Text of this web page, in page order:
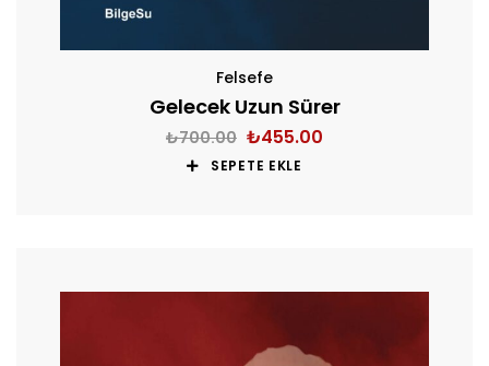
Felsefe
Gelecek Uzun Sürer
₺700.00 ₺455.00
SEPETE EKLE